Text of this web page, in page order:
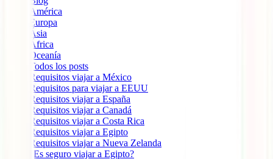
América
Europa
Ásia
África
Oceanía
Todos los posts
Requisitos viajar a México
Requisitos para viajar a EEUU
Requisitos viajar a España
Requisitos viajar a Canadá
Requisitos viajar a Costa Rica
Requisitos viajar a Egipto
Requisitos viajar a Nueva Zelanda
¿Es seguro viajar a Egipto?